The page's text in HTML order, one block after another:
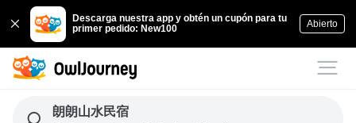
Descarga nuestra app y obtén un cupón para tu
primer pedido: New100
Abierto
朗朗山水民宿